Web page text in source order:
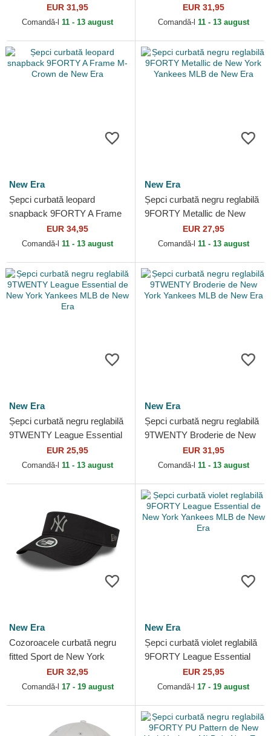
Cord de New York Yankees
MLB de New Era
EUR 31,95
Comandă-l 11 - 13 august
York Yankees MLB de New
Era
EUR 31,95
Comandă-l 11 - 13 august
New Era
Șepci curbată leopard
snapback 9FORTY A Frame
M-Crown de New Era
EUR 34,95
Comandă-l 11 - 13 august
New Era
Șepci curbată negru reglabilă
9FORTY Metallic de New
York Yankees MLB de New
Era
EUR 27,95
Comandă-l 11 - 13 august
New Era
Șepci curbată negru reglabilă
9TWENTY League Essential
de New York Yankees MLB
de New Era
EUR 25,95
Comandă-l 11 - 13 august
New Era
Șepci curbată negru reglabilă
9TWENTY Broderie de New
York Yankees MLB de New
Era
EUR 31,95
Comandă-l 11 - 13 august
New Era
Cozoroacele curbată negru
fitted Sport de New York
Yankees MLB de New Era
EUR 32,95
Comandă-l 17 - 19 august
New Era
Șepci curbată violet reglabilă
9FORTY League Essential
de New York Yankees MLB
de New Era
EUR 25,95
Comandă-l 17 - 19 august